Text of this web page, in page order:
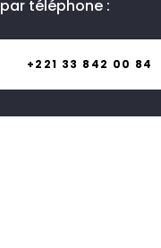
par téléphone :
+221 33 842 00 84